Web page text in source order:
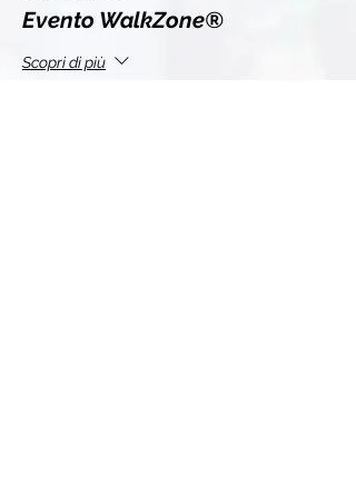
Evento WalkZone®
Scopri di più